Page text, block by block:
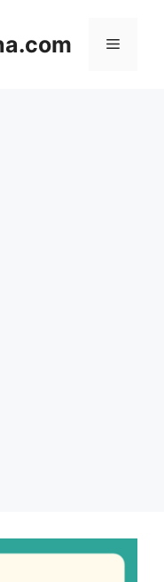
메